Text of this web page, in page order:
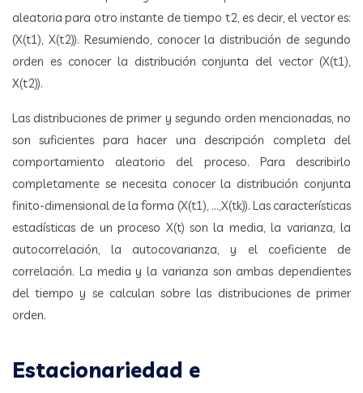
aleatoria para otro instante de tiempo t2, es decir, el vector es:
(X(t1), X(t2)). Resumiendo, conocer la distribución de segundo
orden es conocer la distribución conjunta del vector (X(t1),
X(t2)).
Las distribuciones de primer y segundo orden mencionadas, no
son suficientes para hacer una descripción completa del
comportamiento aleatorio del proceso. Para describirlo
completamente se necesita conocer la distribución conjunta
finito-dimensional de la forma (X(t1), …,X(tk)). Las características
estadísticas de un proceso X(t) son la media, la varianza, la
autocorrelación, la autocovarianza, y el coeficiente de
correlación. La media y la varianza son ambas dependientes
del tiempo y se calculan sobre las distribuciones de primer
orden.
Estacionariedad e